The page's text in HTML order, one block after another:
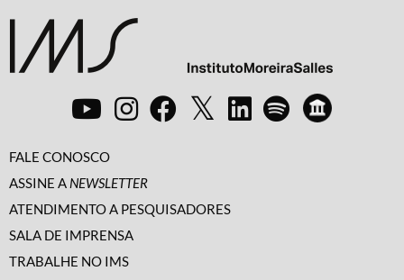
FALE CONOSCO
ASSINE A NEWSLETTER
ATENDIMENTO A PESQUISADORES
SALA DE IMPRENSA
TRABALHE NO IMS